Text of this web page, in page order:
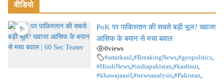
वीडियो
PoK पर पाकिस्तान की सबसे बड़ी भूल? ख्वाजा
आसिफ के बयान से मचा बवाल
0views
#amitkaul,#BreakingNews,#geopolitics,
#HindiNews,#indiapakistan,#kashmir,
#khawajaasif,#newsanalysis,#Pakistan,